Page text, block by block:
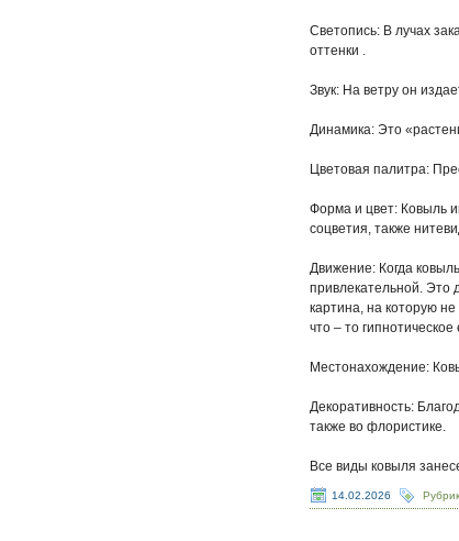
Светопись: В лучах
оттенки .
Звук: На ветру он
Динамика: Это
Цветовая палитра:
Форма и цвет: Ковыль
соцветия, также
Движение: Когда
привлекательной. Это
картина, на которую
что – то
Местонахождение:
Декоративность:
также во флористике.
Все виды ковыля
14.02.2026